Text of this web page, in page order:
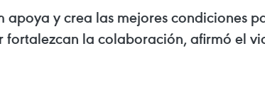
apoya y crea las mejores condiciones
la colaboración, afirmó el